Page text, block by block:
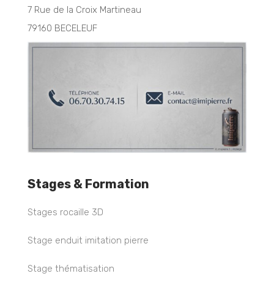
7 Rue de la Croix Martineau
79160 BECELEUF
Stages & Formation
Stages rocaille 3D
Stage enduit imitation pierre
Stage thématisation